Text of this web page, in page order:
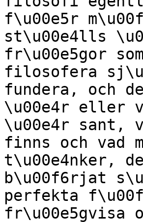
f\u00e5r
st\u00e4lls
fr\u00e5gor
filosofera
fundera, och
\u00e4r eller
\u00e4r sant,
finns och vad
t\u00e4nker,
b\u00f6rjat
perfekta